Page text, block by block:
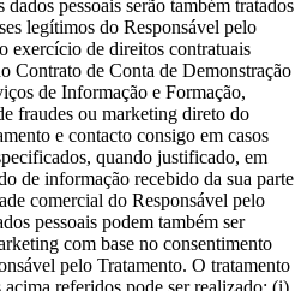
pessoais serão também tratados
legítimos do Responsável pelo
exercício de direitos contratuais
Contrato de Conta de Demonstração
de Informação e Formação,
fraudes ou marketing direto do
e contacto consigo em casos
quando justificado, em
de informação recebido da sua parte
comercial do Responsável pelo
pessoais podem também ser
com base no consentimento
pelo Tratamento. O tratamento
referidos pode ser realizado: (i)